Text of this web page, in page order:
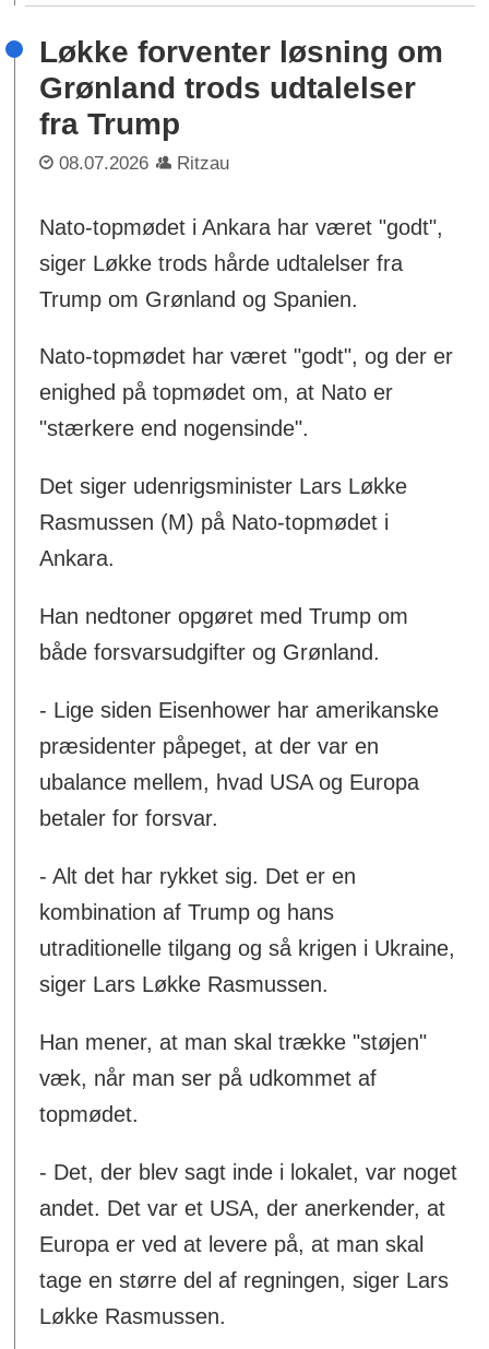
Løkke forventer løsning om
Grønland trods udtalelser
fra Trump
08.07.2026 Ritzau
Nato-topmødet i Ankara har været "godt",
siger Løkke trods hårde udtalelser fra
Trump om Grønland og Spanien.
Nato-topmødet har været "godt", og der er
enighed på topmødet om, at Nato er
"stærkere end nogensinde".
Det siger udenrigsminister Lars Løkke
Rasmussen (M) på Nato-topmødet i
Ankara.
Han nedtoner opgøret med Trump om
både forsvarsudgifter og Grønland.
- Lige siden Eisenhower har amerikanske
præsidenter påpeget, at der var en
ubalance mellem, hvad USA og Europa
betaler for forsvar.
- Alt det har rykket sig. Det er en
kombination af Trump og hans
utraditionelle tilgang og så krigen i Ukraine,
siger Lars Løkke Rasmussen.
Han mener, at man skal trække "støjen"
væk, når man ser på udkommet af
topmødet.
- Det, der blev sagt inde i lokalet, var noget
andet. Det var et USA, der anerkender, at
Europa er ved at levere på, at man skal
tage en større del af regningen, siger Lars
Løkke Rasmussen.